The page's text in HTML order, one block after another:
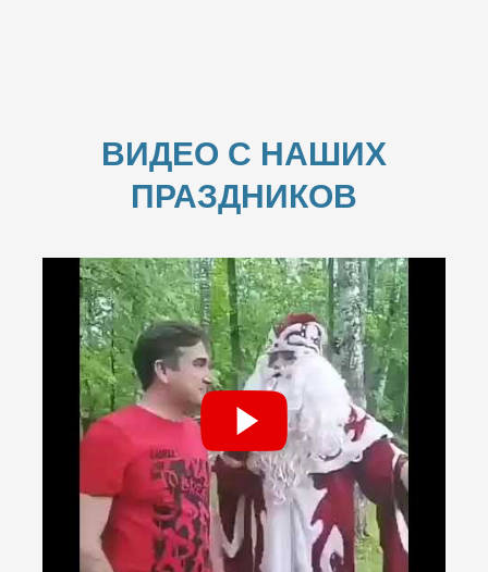
ВИДЕО С НАШИХ
ПРАЗДНИКОВ